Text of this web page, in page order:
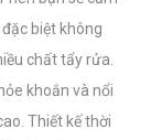
biệt không
chất tẩy rửa.
khoắn và nổi
Thiết kế thời